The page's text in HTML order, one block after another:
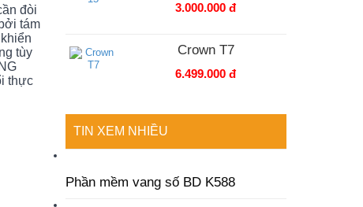
đòi
tám
tùy
thực
3.000.000 đ
Crown T7
6.499.000 đ
TIN XEM NHIỀU
Phần mềm vang số BD K588